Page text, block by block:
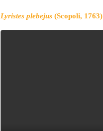
Lyristes plebejus (Scopoli, 1763)